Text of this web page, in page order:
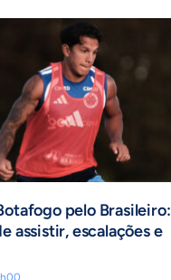
pelo Brasileiro:
assistir, escalações e